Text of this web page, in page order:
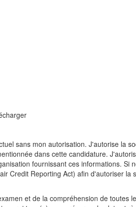
sans mon autorisation. J'autorise la
dans cette candidature.
fournissant ces informations.
Credit Reporting Act) afin d'autoriser
et de la compréhension de toutes